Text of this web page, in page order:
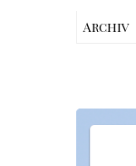
Archiv